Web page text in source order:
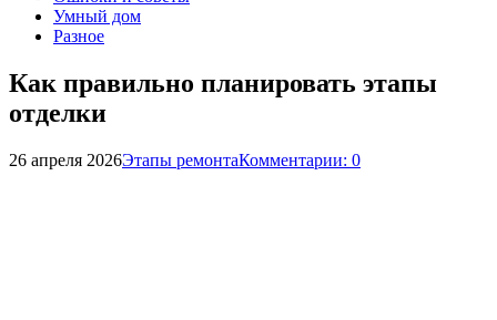
Умный дом
Разное
Как правильно планировать этапы
отделки
26 апреля 2026Этапы ремонтаКомментарии: 0